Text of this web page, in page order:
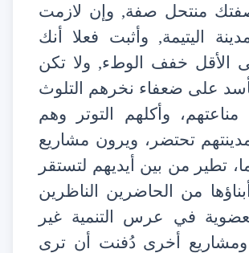
منتحل صفة, وإن لازمت
اليتيمة, وأثبت فعلا أنك
الأقل خفف الوطء, ولا تكن
على ضعفاء نخرهم التلوث
وأكلهم التوتر وهم
تحتضر، ويرون مشاريع
تطير من بين أيديهم لتستقر
من الحاضرين الناظرين
في عرس التنمية غير
ومشاريع أخرى دُفنت أن ترى